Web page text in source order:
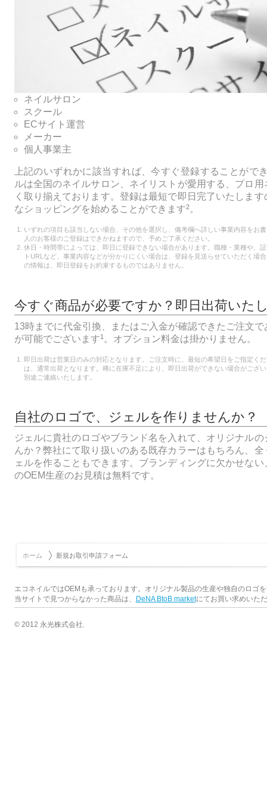
ネイルサロン
スクール
ECサイト運営
メーカー
個人事業主
上記のいずれかに該当すれば、今すぐ登録することがで
ルは全国のネイルサロン、ネイリストが愛用する、プロ
く取り揃えております。登録は最短で即日完了いたしま
なショッピングを始めることができます2。
いずれの項目も該当しない場合、その他を選択し、備考欄へ詳しい事業内容をお
人のお客様のご登録はできかねますので、予めご了承ください。
休日・時間帯によっては、即日に登録できない場合があります。職種・業種や、
トURLなど、事業内容などが分かりにくい場合は、登録を見送らせていただく場
の情報は、即日登録をお約束するものではありません。
今すぐ商品が必要ですか？即日出荷いた
13時までに代金引換、またはご入金が確認できたご注文
が可能でございます1。オプション料金は掛かりません。
即日出荷は営業日のみの対応となります。ご注文時に、最短の希望日をご指定く
は、通常出荷となります。稀に在庫不足により、即日出荷ができない場合がござ
別途ご連絡いたします。
自社のロゴで、ジェルを作りませんか？
ジェルに貴社のロゴやブランド名を入れて、オリジナル
んか？弊社にて取り扱いのある既存カラーはもちろん、
ェルを作ることもできます。ブランディングに欠かせな
のOEM生産のお見積は無料です。
ホーム 新規お取引申請フォーム
エコネイルではOEMも承っております。オリジナル製品の生産や独自のロゴ
当サイトで見つからなかった商品は、
DeNA BtoB marketにてお買い求めいた
© 2012 永光株式会社.